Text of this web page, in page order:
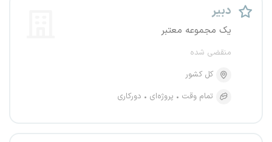
دبیر
یک مجموعه معتبر
منقضی شده
کل کشور
تمام وقت
پروژه‌ای دورکاری